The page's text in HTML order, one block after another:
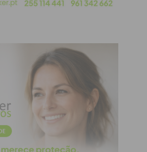
Feira de Saúde
cuidados a ter com a exposição
saudável.
e da sensibilização, o evento
dinâmicas de atividade física e
tradicionais, estimulando a
várias gerações presentes.